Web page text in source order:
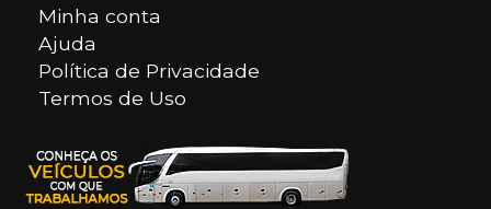
Minha conta
Ajuda
Política de Privacidade
Termos de Uso